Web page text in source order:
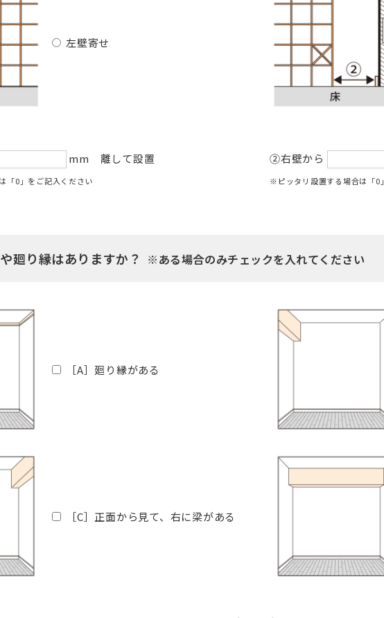
左壁寄せ
mm 離して設置
「0」をご記入ください
②右壁から
※ピッタリ設置する場合は「0
廻り縁はありますか？ ※ある場合のみチェックを入れてください
［A］廻り縁がある
［C］正面から見て、右に梁がある